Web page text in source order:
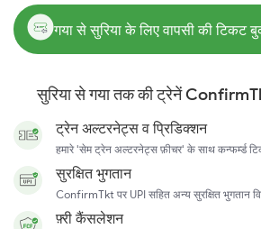
गया से सुरिया के लिए वापसी की टिकट
सुरिया से गया तक की ट्रेनें
ट्रेन अल्टरनेट्स व प्रिडिक्शन
हमारे 'सेम ट्रेन अल्टरनेट्स फ़ीचर' के साथ कन्फर्म्ड
सुरक्षित भुगतान
ConfirmTkt पर UPI सहित अन्य सुरक्षित भुगतान
फ़्री कैंसलेशन